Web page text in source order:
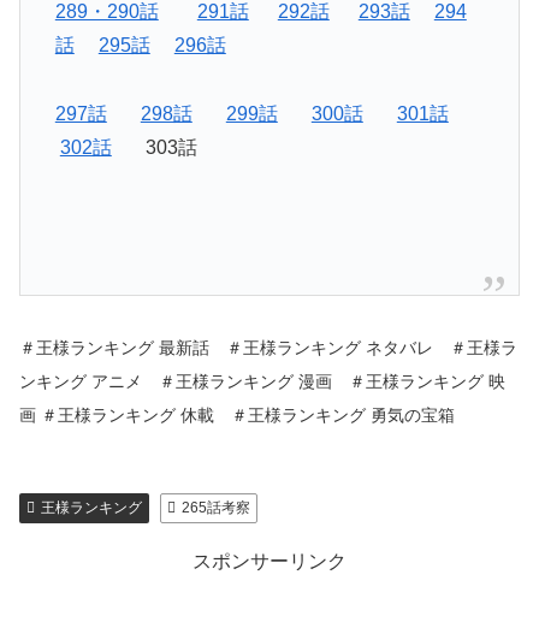
289・290話 291話 292話 293話
294
話
295話 296話
297話 298話 299話 300話
301話
302話303話
＃王様ランキング 最新話 ＃王様ランキング ネタバレ ＃王様ラ
ンキング アニメ ＃王様ランキング 漫画 ＃王様ランキング 映
画 ＃王様ランキング 休載 ＃王様ランキング 勇気の宝箱
王様ランキング 265話考察
スポンサーリンク